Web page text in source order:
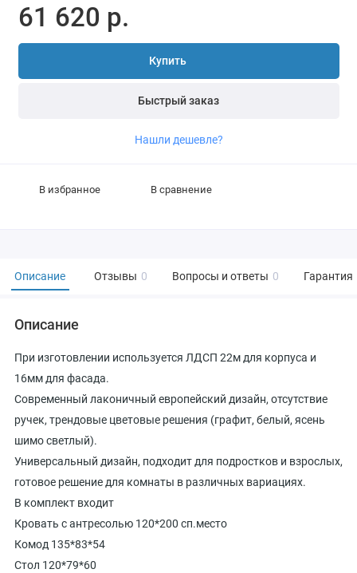
61 620 р.
Купить
Быстрый заказ
Нашли дешевле?
В избранное В сравнение
Описание Отзывы 0 Вопросы и ответы 0 Гарантия
Описание
При изготовлении используется ЛДСП 22м для корпуса и
16мм для фасада.
Современный лаконичный европейский дизайн, отсутствие
ручек, трендовые цветовые решения (графит, белый, ясень
шимо светлый).
Универсальный дизайн, подходит для подростков и взрослых,
готовое решение для комнаты в различных вариациях.
В комплект входит
Кровать с антресолью 120*200 сп.место
Комод 135*83*54
Стол 120*79*60